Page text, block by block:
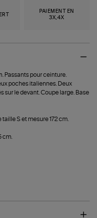
PAIEMENT EN
3X,4X
Passants pour ceinture.
poches italiennes. Deux
sur le devant. Coupe large. Base
S et mesure 172 cm.
cm.